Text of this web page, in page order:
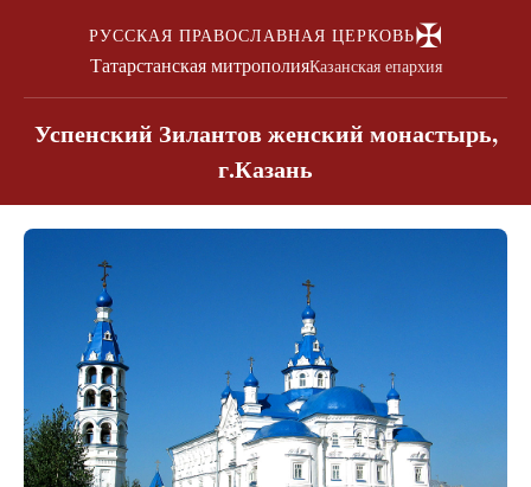
РУССКАЯ ПРАВОСЛАВНАЯ ЦЕРКОВЬ✠
Татарстанская митрополияКазанская епархия
Успенский Зилантов женский монастырь,
г.Казань